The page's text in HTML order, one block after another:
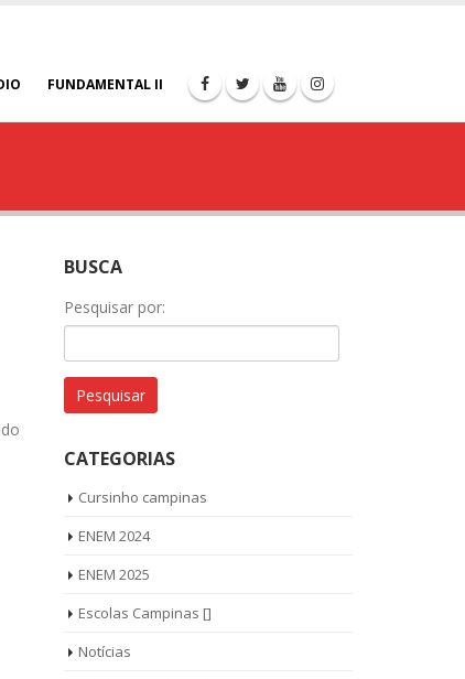
FUNDAMENTAL II
BUSCA
Pesquisar por:
CATEGORIAS
Cursinho campinas
ENEM 2024
ENEM 2025
Escolas Campinas []
Notícias